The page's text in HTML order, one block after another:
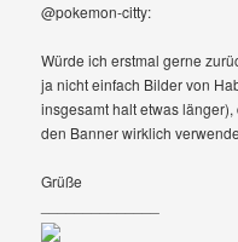
Benutzer-Profile anzeigen
@pokemon-citty:
Würde ich erstmal gerne
ja nicht einfach Bilder von
insgesamt halt etwas
den Banner wirklich
Grüße